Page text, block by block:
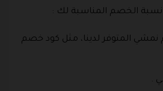
الخصم المناسبة لك :
المتوفر لدينا، مثل كود خصم
.